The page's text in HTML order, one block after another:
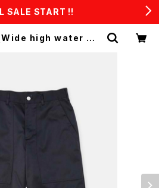
SALE START !!
Wide high water pa